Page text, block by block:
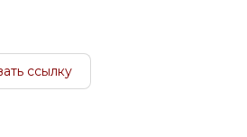
ссылку